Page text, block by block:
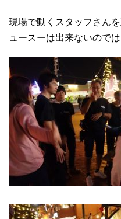
現場で動くスタッフさん
ュースーは出来ないので